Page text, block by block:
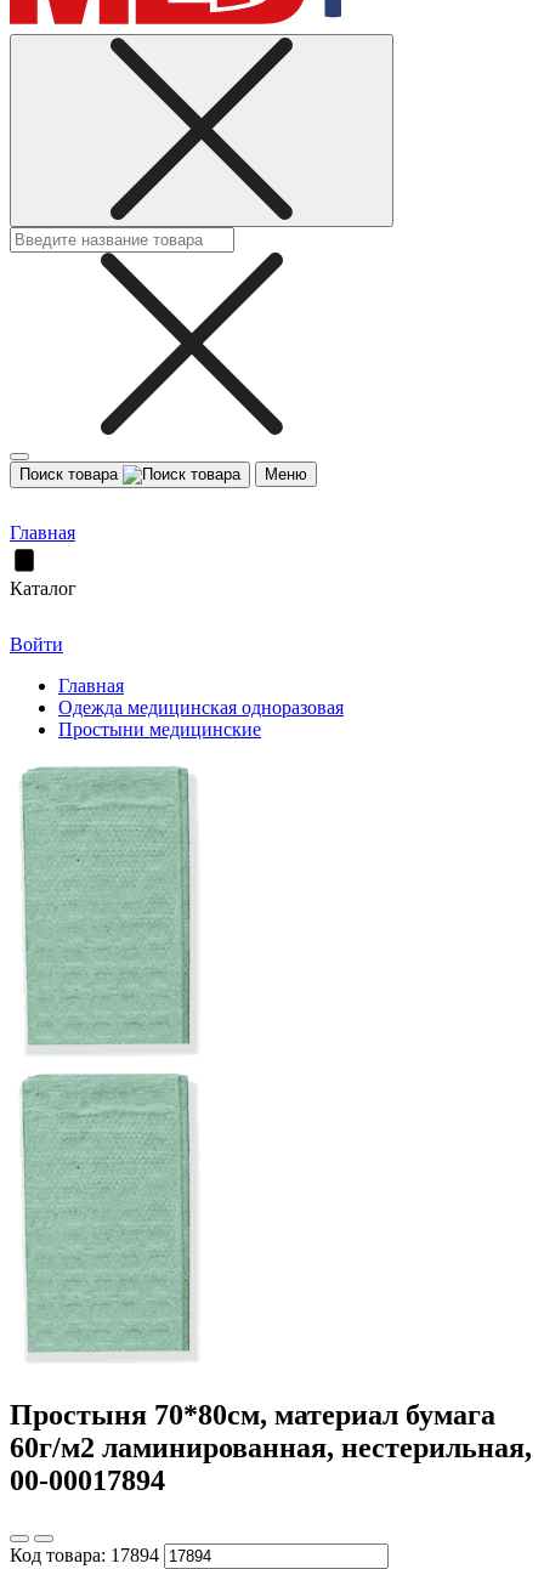
Поиск товара Меню
Главная
Каталог
Войти
Главная
Одежда медицинская одноразовая
Простыни медицинские
Простыня 70*80см, материал бумага
60г/м2 ламинированная, нестерильная,
00-00017894
Код товара: 17894